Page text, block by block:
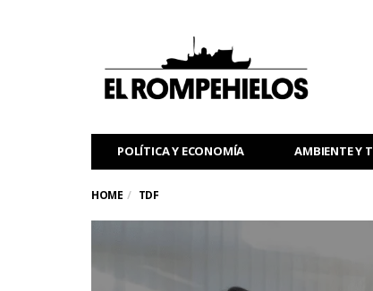
POLÍTICA Y ECONOMÍA AMBIENTE Y
HOME TDF